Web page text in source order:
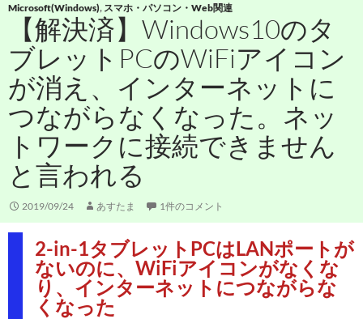
Microsoft(Windows), スマホ・パソコン・Web関連
【解決済】Windows10のタ
ブレットPCのWiFiアイコン
が消え、インターネットに
つながらなくなった。ネッ
トワークに接続できません
と言われる
2019/09/24 あすたま 1件のコメント
2-in-1タブレットPCはLANポートが
ないのに、WiFiアイコンがなくな
り、インターネットにつながらな
くなった